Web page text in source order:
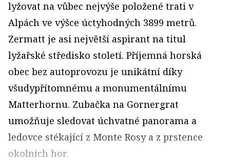
lyžovat na vůbec nejvýše položené trati v
Alpách ve výšce úctyhodných 3899 metrů.
Zermatt je asi největší aspirant na titul
lyžařské středisko století. Příjemná horská
obec bez autoprovozu je unikátní díky
všudypřítomnému a monumentálnímu
Matterhornu. Zubačka na Gornergrat
umožňuje sledovat úchvatné panorama a
ledovce stékající z Monte Rosy a z prstence
okolních hor.